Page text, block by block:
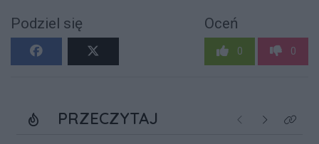
Podziel się Oceń
0 0
PRZECZYTAJ Poprzednie
NastępneKliknij